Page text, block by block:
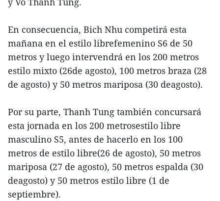
En consecuencia, Bich Nhu competirá esta
mañana en el estilo librefemenino S6 de 50
metros y luego intervendrá en los 200 metros
estilo mixto (26de agosto), 100 metros braza (28
de agosto) y 50 metros mariposa (30 deagosto).
Por su parte, Thanh Tung también concursará
esta jornada en los 200 metrosestilo libre
masculino S5, antes de hacerlo en los 100
metros de estilo libre(26 de agosto), 50 metros
mariposa (27 de agosto), 50 metros espalda (30
deagosto) y 50 metros estilo libre (1 de
septiembre).